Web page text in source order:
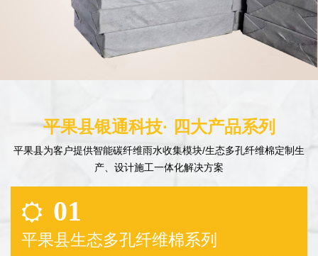
平果县银通科技· 四大产品系列
平果县为客户提供智能碳纤维雨水收集模块/生态多孔纤维棉定制生
产、设计施工一体化解决方案
01
平果县生态多孔纤维棉系列